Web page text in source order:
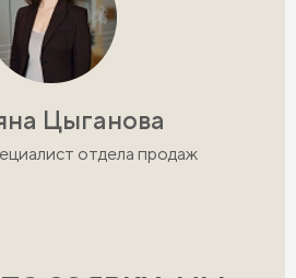
Цыганова
отдела продаж